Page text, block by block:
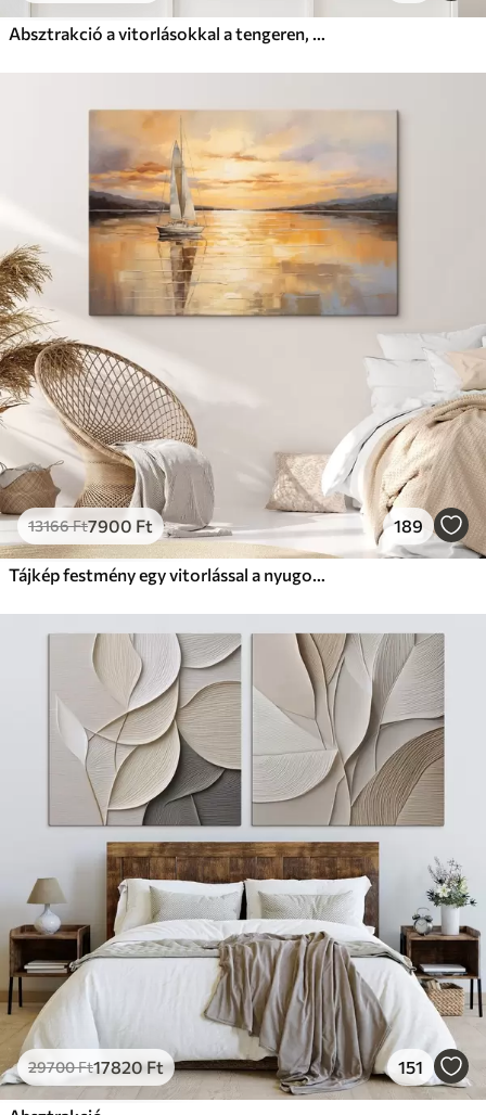
Absztrakció a vitorlásokkal a tengeren, akril stílusban, naplemente
13166Ft7900 Ft 189
Tájkép festmény egy vitorlással a nyugodt tengeren, narancssárga és sárga égbolt, távoli hegyek
29700Ft17820Ft 151